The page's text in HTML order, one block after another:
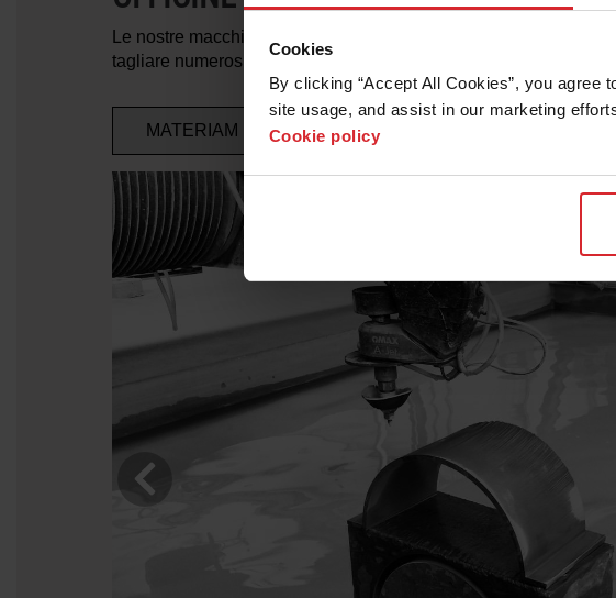
Cookies
By clicking “Accept All Cookies”, you agree
site usage, and assist in our marketing
Cookie policy
Le nostre macchine waterjet con abrasivo sono facili da usare e
tagliare numerosi materiali con la rapidità e la precisione
MATERIAM FERRO ARTISTICO